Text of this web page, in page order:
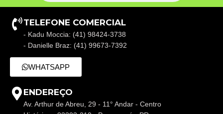
TELEFONE COMERCIAL
- Kadu Moccia: (41) 98424-3738
- Danielle Braz: (41) 99673-7392
WHATSAPP
ENDEREÇO
Av. Arthur de Abreu, 29 - 11° Andar - Centro